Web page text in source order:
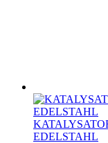
EDELSTAHL